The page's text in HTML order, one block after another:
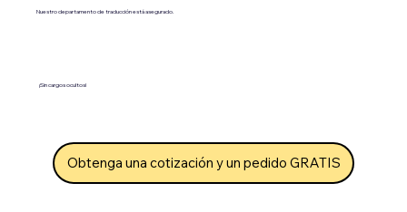
Nuestro departamento de traducción está asegurado.
¡Sin cargos ocultos!
Obtenga una cotización y un pedido GRATIS